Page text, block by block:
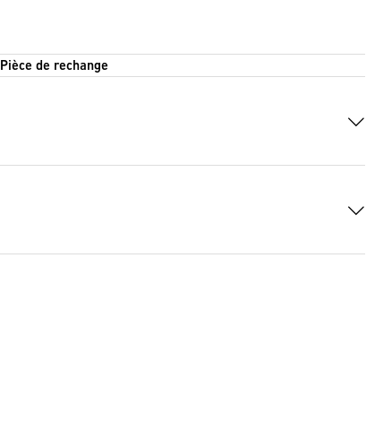
Pièce de rechange